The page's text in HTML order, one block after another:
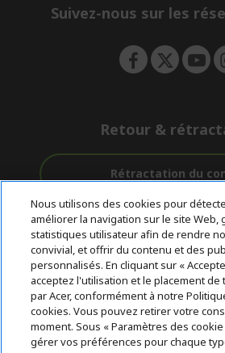
e
Suivez-nous sur les
Retour &
Rétractation du
Livraison
Gratuite
avant et
vente
© 2026 Acer Inc.
CPYou BV est le revendeur et marchand
services proposés au sein de ce magasin.
Nous utilisons des cookies pour
améliorer la navigation sur le site Web,
statistiques utilisateur afin de rendre
convivial, et offrir du contenu et des
personnalisés. En cliquant sur «
acceptez l'utilisation et le placement de
par Acer, conformément à notre
cookies. Vous pouvez retirer votre
moment. Sous « Paramètres des
gérer vos préférences pour chaque